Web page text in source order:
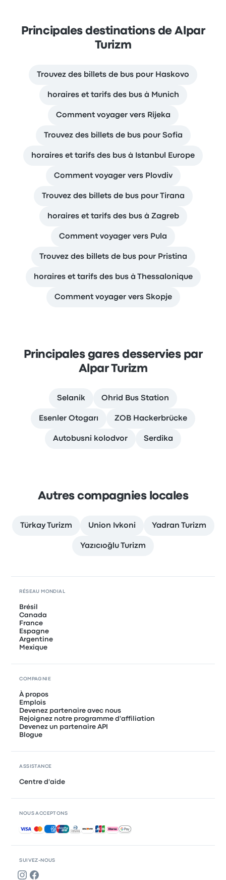
Principales destinations de Alpar
Turizm
Trouvez des billets de bus pour Haskovo
horaires et tarifs des bus à Munich
Comment voyager vers Rijeka
Trouvez des billets de bus pour Sofia
horaires et tarifs des bus à Istanbul Europe
Comment voyager vers Plovdiv
Trouvez des billets de bus pour Tirana
horaires et tarifs des bus à Zagreb
Comment voyager vers Pula
Trouvez des billets de bus pour Pristina
horaires et tarifs des bus à Thessalonique
Comment voyager vers Skopje
Principales gares desservies par
Alpar Turizm
Selanik Ohrid Bus Station
Esenler Otogarı ZOB Hackerbrücke
Autobusni kolodvor Serdika
Autres compagnies locales
Türkay Turizm Union Ivkoni Yadran Turizm
Yazıcıoğlu Turizm
SUIVEZ-NOUS
RÉSEAU MONDIAL
Brésil
Canada
France
Espagne
Argentine
Mexique
COMPAGNIE
À propos
Emplois
Devenez partenaire avec nous
Rejoignez notre programme d'affiliation
Devenez un partenaire API
Blogue
ASSISTANCE
Centre d'aide
NOUS ACCEPTONS
Paiements acceptés